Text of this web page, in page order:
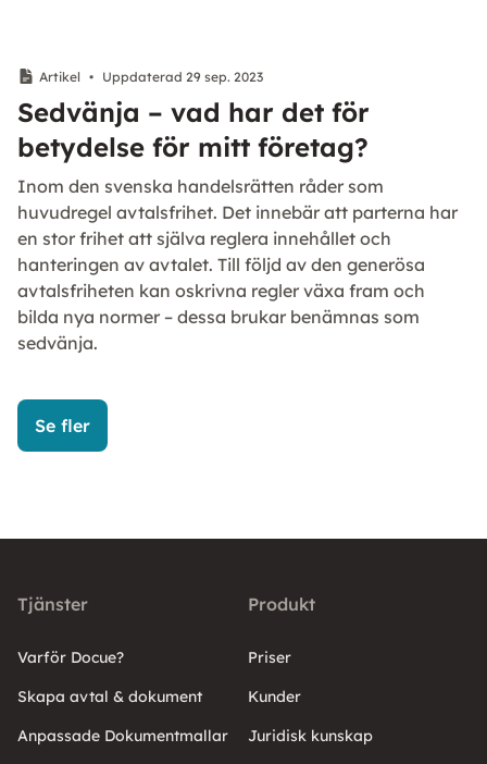
Artikel • Uppdaterad 29 sep. 2023
Sedvänja – vad har det för
betydelse för mitt företag?
Inom den svenska handelsrätten råder som
huvudregel avtalsfrihet. Det innebär att parterna har
en stor frihet att själva reglera innehållet och
hanteringen av avtalet. Till följd av den generösa
avtalsfriheten kan oskrivna regler växa fram och
bilda nya normer – dessa brukar benämnas som
sedvänja.
Se fler
Tjänster
Varför Docue?
Skapa avtal & dokument
Anpassade Dokumentmallar
Produkt
Priser
Kunder
Juridisk kunskap